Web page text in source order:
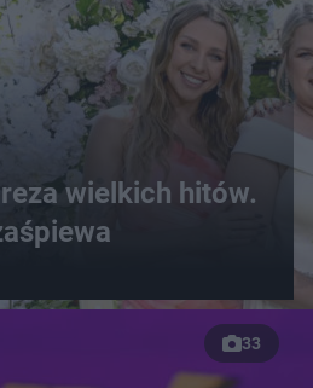
wielkich hitów.
33